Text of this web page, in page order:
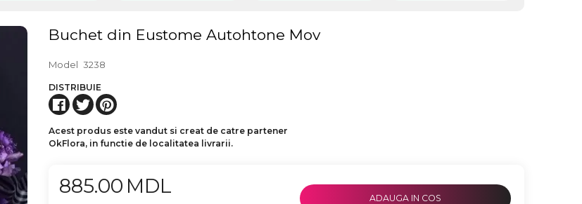
Buchet din Eustome Autohtone Mov
Model 3238
DISTRIBUIE
Acest produs este vandut si creat de catre partener
OkFlora, in functie de localitatea livrarii.
885.00 MDL
ADAUGA IN COS